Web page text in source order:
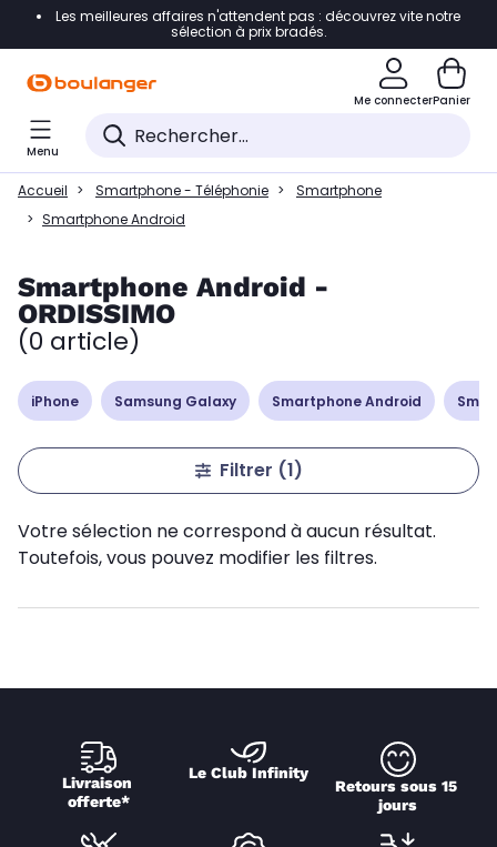
Accéder directement à la navigation
Accéder directement à la liste des produits
Accéder directement au contenu
Accéder directement au pied de page
Accéder directement au chatbot
Les meilleures affaires n'attendent pas : découvrez vite notre
sélection à prix bradés.
Me connecterPanier
Menu
Accueil Smartphone - Téléphonie
Smartphone
Smartphone Android
Smartphone Android -
ORDISSIMO
(0 article)
iPhone Samsung Galaxy Smartphone Android
Filtrer (1)
Votre sélection ne correspond à aucun résultat.
Toutefois, vous pouvez modifier les filtres.
Livraison
offerte*
Le Club Infinity
Retours sous 15
jours